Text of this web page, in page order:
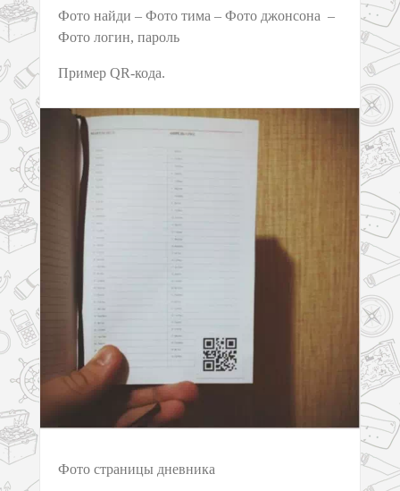
Фото найди – Фото тима – Фото джонсона –
Фото логин, пароль
Пример QR-кода.
Фото страницы дневника